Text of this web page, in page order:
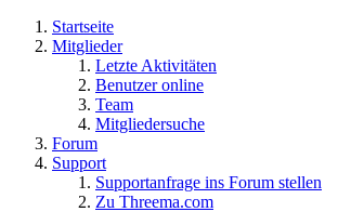
Startseite
Mitglieder
Letzte Aktivitäten
Benutzer online
Team
Mitgliedersuche
Forum
Support
Supportanfrage ins Forum stellen
Zu Threema.com